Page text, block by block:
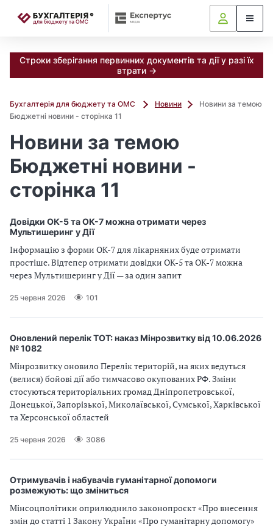
Строки зберігання первинних документів та дії у разі їх
втрати →
Бухгалтерія для бюджету та ОМС Новини
Новини за темою
Бюджетні новини - сторінка 11
Новини за темою
Бюджетні новини -
сторінка 11
Довідки ОК-5 та ОК-7 можна отримати через
Мультишеринг у Дії
Інформацію з форми ОК-7 для лікарняних буде отримати
простіше. Відтепер отримати довідки ОК-5 та ОК-7 можна
через Мультишеринг у Дії — за один запит
25 червня 2026 101
Оновлений перелік ТОТ: наказ Мінрозвитку від 10.06.2026
№ 1082
Мінрозвитку оновило Перелік територій, на яких ведуться
(велися) бойові дії або тимчасово окупованих РФ. Зміни
стосуються територіальних громад Дніпропетровської,
Донецької, Запорізької, Миколаївської, Сумської, Харківської
та Херсонської областей
25 червня 2026 3086
Отримувачів і набувачів гуманітарної допомоги
розмежують: що зміниться
Мінсоцполітики оприлюднило законопроєкт «Про внесення
змін до статті 1 Закону України «Про гуманітарну допомогу»